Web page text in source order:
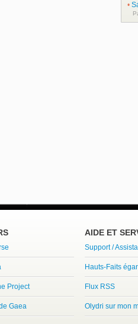
•
Project
Gaea
AIDE ET
Support /
Hauts-Faits
Flux RSS
Olydri sur mon